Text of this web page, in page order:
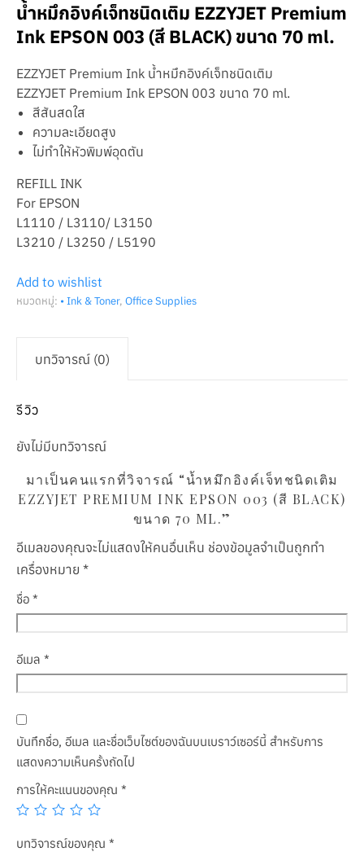
น้ำหมึกอิงค์เจ็ทชนิดเติม EZZYJET Premium
Ink EPSON 003 (สี BLACK) ขนาด 70 ml.
EZZYJET Premium Ink น้ำหมึกอิงค์เจ็ทชนิดเติม
EZZYJET Premium Ink EPSON 003 ขนาด 70 ml.
สีสันสดใส
ความละเอียดสูง
ไม่ทำให้หัวพิมพ์อุดตัน
REFILL INK
For EPSON
L1110 / L3110/ L3150
L3210 / L3250 / L5190
Add to wishlist
หมวดหมู่: • Ink & Toner, Office Supplies
บทวิจารณ์ (0)
รีวิว
ยังไม่มีบทวิจารณ์
มาเป็นคนแรกที่วิจารณ์ “น้ำหมึกอิงค์เจ็ทชนิดเติม
EZZYJET PREMIUM INK EPSON 003 (สี BLACK)
ขนาด 70 ML.”
อีเมลของคุณจะไม่แสดงให้คนอื่นเห็น ช่องข้อมูลจำเป็นถูกทำ
เครื่องหมาย *
ชื่อ *
อีเมล *
บันทึกชื่อ, อีเมล และชื่อเว็บไซต์ของฉันบนเบราว์เซอร์นี้ สำหรับการ
แสดงความเห็นครั้งถัดไป
การให้คะแนนของคุณ *
บทวิจารณ์ของคุณ *